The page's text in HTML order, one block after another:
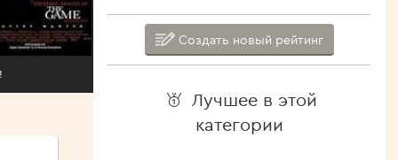
Создать новый рейтинг
Лучшее в этой
категории